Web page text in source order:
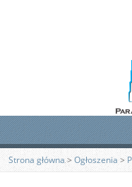
Strona główna> Ogłoszenia>